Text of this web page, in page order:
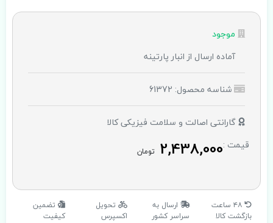
موجود
آماده ارسال از انبار پارتینه
شناسه محصول: 61372
گارانتی اصالت و سلامت فیزیکی کالا
قیمت :2,438,000 تومان
۴۸ ساعت
بازگشت کالا
ارسال به
سراسر کشور
تحویل
اکسپرس
تضمین
کیفیت